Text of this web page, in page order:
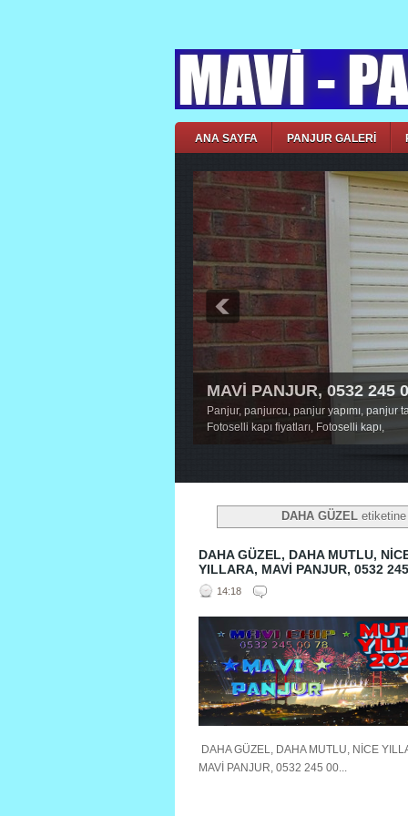
ANA SAYFA PANJUR GALERİ
MAVİ PANJUR, 0532 245
Panjur, panjurcu, panjur yapımı, panjur
Fotoselli kapı fiyatları, Fotoselli kapı,
DAHA GÜZEL etiketine
DAHA GÜZEL, DAHA MUTLU,
YILLARA, MAVİ PANJUR, 0532
14:18
DAHA GÜZEL, DAHA MUTLU, NİCE
MAVİ PANJUR, 0532 245 00...